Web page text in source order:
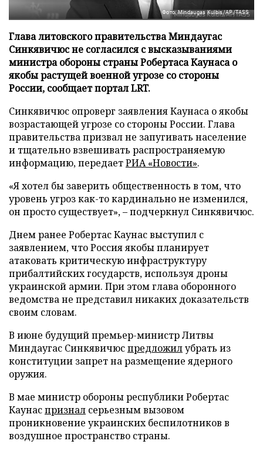
Фото: Mindaugas Kulbis/AP/TASS
Глава литовского правительства Миндаугас
Синкявичюс не согласился с высказываниями
министра обороны страны Робертаса Каунаса о
якобы растущей военной угрозе со стороны
России, сообщает портал LRT.
Синкявичюс опроверг заявления Каунаса о якобы
возрастающей угрозе со стороны России. Глава
правительства призвал не запугивать население
и тщательно взвешивать распространяемую
информацию, передаетРИА «Новости».
«Я хотел бы заверить общественность в том, что
уровень угроз как-то кардинально не изменился,
он просто существует», – подчеркнул Синкявичюс.
Днем ранее Робертас Каунас выступил с
заявлением, что Россия якобы планирует
атаковать критическую инфраструктуру
прибалтийских государств, используя дроны
украинской армии. При этом глава оборонного
ведомства не представил никаких доказательств
своим словам.
В июне будущий премьер-министр Литвы
Миндаугас Синкявичюспредложилубрать из
конституции запрет на размещение ядерного
оружия.
В мае министр обороны республики Робертас
Каунаспризнал серьезным вызовом
проникновение украинских беспилотников в
воздушное пространство страны.